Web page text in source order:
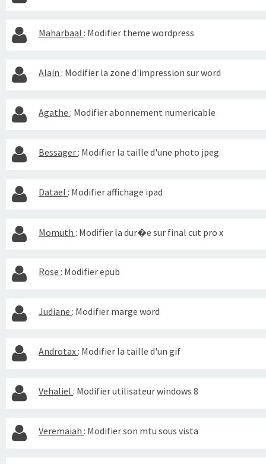
Maharbaal : Modifier theme wordpress
Alain : Modifier la zone d'impression sur word
Agathe : Modifier abonnement numericable
Bessager: Modifier la taille d'une photo jpeg
Datael : Modifier affichage ipad
Momuth : Modifier la dur�e sur final cut pro x
Rose : Modifier epub
Judiane : Modifier marge word
Androtax: Modifier la taille d'un gif
Vehaliel : Modifier utilisateur windows 8
Veremaiah : Modifier son mtu sous vista